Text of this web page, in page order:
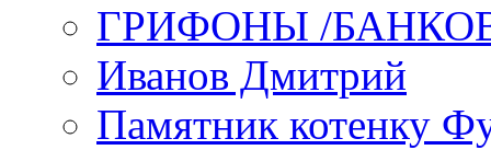
ГРИФОНЫ /
Иванов Дмитрий
Памятник котенку